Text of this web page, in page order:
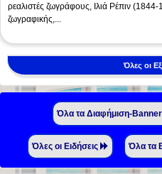
ρεαλιστές ζωγράφους, Ιλιά Ρέπιν
ζωγραφικής,...
Όλες οι
Όλα τα Διαφήμιση-
Όλες οι Ειδήσεις Όλα τα